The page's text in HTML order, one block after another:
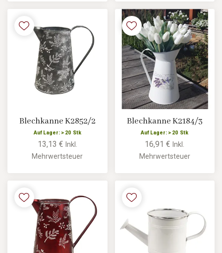
Blechkanne K2852/2
Auf Lager: > 20 Stk
13,13 € Inkl.
Mehrwertsteuer
Blechkanne K2184/3
Auf Lager: > 20 Stk
16,91 €Inkl.
Mehrwertsteuer